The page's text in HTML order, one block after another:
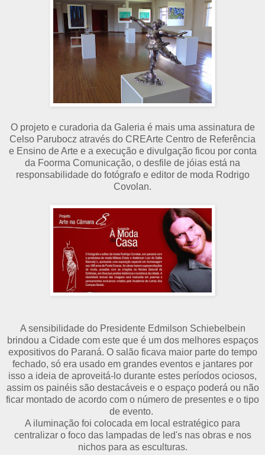
O projeto e curadoria da Galeria é mais uma assinatura de
Celso Parubocz através do CREArte Centro de Referência
e Ensino de Arte e a execução e divulgação ficou por conta
da Foorma Comunicação, o desfile de jóias está na
responsabilidade do fotógrafo e editor de moda Rodrigo
Covolan.
A sensibilidade do Presidente Edmilson Schiebelbein
brindou a Cidade com este que é um dos melhores espaços
expositivos do Paraná. O salão ficava maior parte do tempo
fechado, só era usado em grandes eventos e jantares por
isso a ideia de aproveitá-lo durante estes períodos ociosos,
assim os painéis são destacáveis e o espaço poderá ou não
ficar montado de acordo com o número de presentes e o tipo
de evento.
A iluminação foi colocada em local estratégico para
centralizar o foco das lampadas de led's nas obras e nos
nichos para as esculturas.